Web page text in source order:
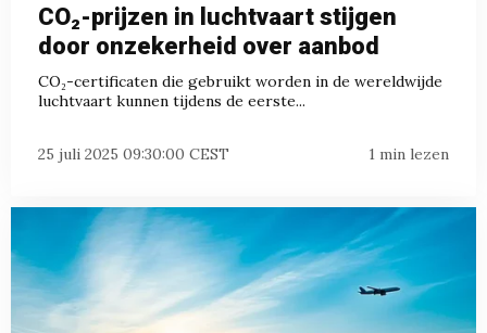
CO₂-prijzen in luchtvaart stijgen
door onzekerheid over aanbod
CO₂-certificaten die gebruikt worden in de wereldwijde
luchtvaart kunnen tijdens de eerste...
25 juli 2025 09:30:00 CEST 1 min lezen